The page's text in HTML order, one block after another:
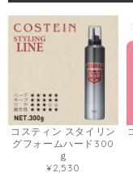
コスティン スタイリン
グフォームハード300
ｇ
¥2,530